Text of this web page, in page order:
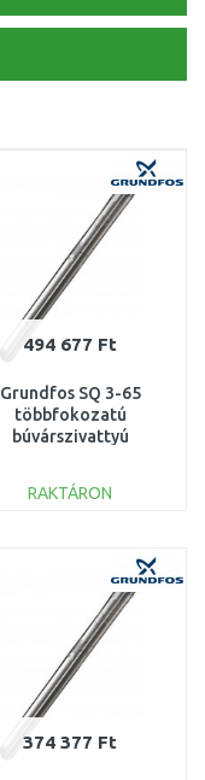
494 677 Ft
Grundfos SQ 3-65
többfokozatú
búvárszivattyú
RAKTÁRON
374 377 Ft